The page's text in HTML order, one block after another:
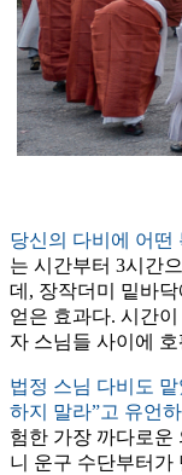
당신의 다비에 어떤
는 시간부터 3시간
데, 장작더미 밑바
얻은 효과다. 시간
자 스님들 사이에
법정 스님 다비도
하지 말라”고 유언
험한 가장 까다로운
니 운구 수단부터가